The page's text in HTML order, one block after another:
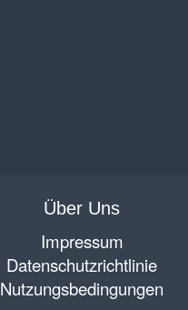
Über Uns
Impressum
Datenschutzrichtlinie
Nutzungsbedingungen